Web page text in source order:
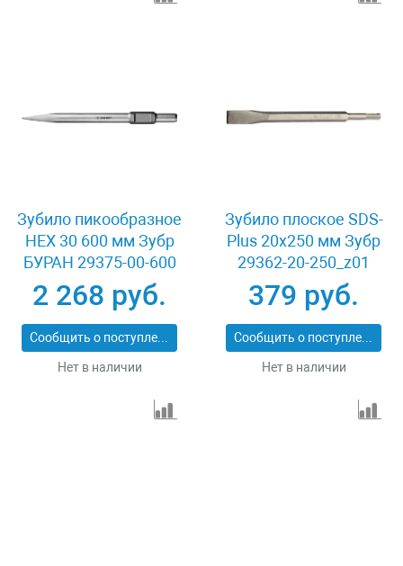
Зубило пикообразное
HEX 30 600 мм Зубр
БУРАН 29375-00-600
2 268 руб.
Сообщить о поступлении
Нет в наличии
Зубило плоское SDS-
Plus 20х250 мм Зубр
29362-20-250_z01
379 руб.
Сообщить о поступлении
Нет в наличии